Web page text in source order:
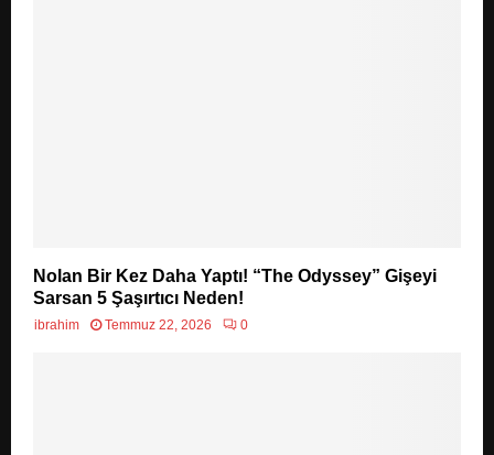
Nolan Bir Kez Daha Yaptı! “The Odyssey” Gişeyi
Sarsan 5 Şaşırtıcı Neden!
ibrahim Temmuz 22, 2026 0